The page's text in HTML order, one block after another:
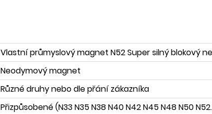
Vlastní průmyslový magnet N52 Super silný blokový
Neodymový magnet
Různé druhy nebo dle přání zákazníka
Přizpůsobené (N33 N35 N38 N40 N42 N45 N48 N50